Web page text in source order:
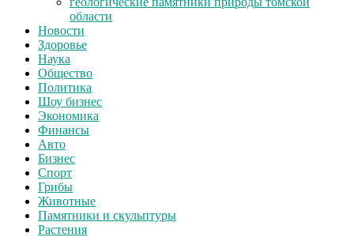
области
Новости
Здоровье
Наука
Общество
Политика
Шоу бизнес
Экономика
Финансы
Авто
Бизнес
Спорт
Грибы
Животные
Памятники и скульптуры
Растения